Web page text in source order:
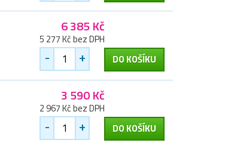
6 385 Kč
5 277 Kč bez DPH
- + DO KOŠÍKU
3 590 Kč
2 967 Kč bez DPH
- + DO KOŠÍKU